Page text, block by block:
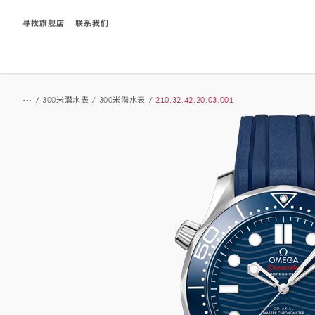
寻找旗舰店 联系我们
... / 300米潜水表 / 300米潜水表 / 210.32.42.20.03.001